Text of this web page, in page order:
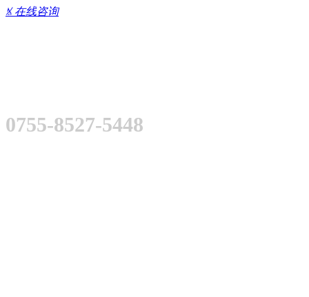
ꁱ 在线咨询
0755-8527-5448